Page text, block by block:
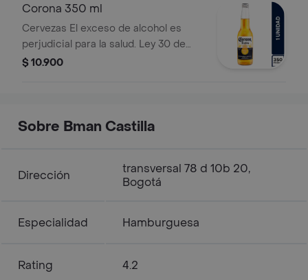
Corona 350 ml
Cervezas El exceso de alcohol es
perjudicial para la salud. Ley 30 de
1986. Prohíbase el expendio de
$ 10.900
Sobre Bman Castilla
Dirección
transversal 78 d 10b 20,
Bogotá
Especialidad Hamburguesa
Rating 4.2